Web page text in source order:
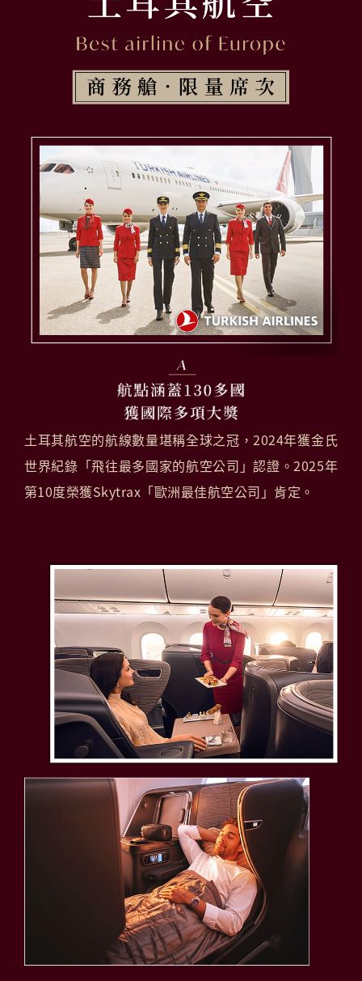
土耳其航空的航線數量堪稱全球之冠，2024年獲金氏
世界紀錄「飛往最多國家的航空公司」認證。2025年
第10度榮獲Skytrax「歐洲最佳航空公司」肯定。